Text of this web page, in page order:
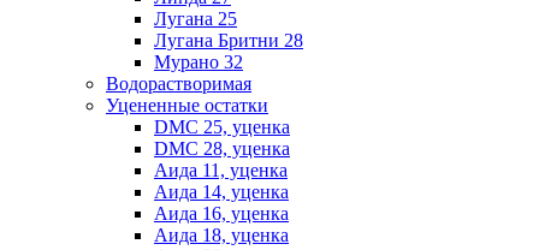
Лугана 25
Лугана Бритни 28
Мурано 32
Водорастворимая
Уцененные остатки
DMC 25, уценка
DMC 28, уценка
Аида 11, уценка
Аида 14, уценка
Аида 16, уценка
Аида 18, уценка